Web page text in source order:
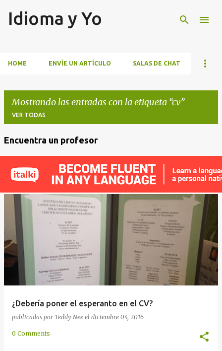
Idioma y Yo
HOME ENVÍE UN ARTÍCULO SALAS DE CHAT
Mostrando las entradas con la etiqueta cv
VER TODAS
r
a
s
Encuentra un profesor
¿Debería poner el esperanto en el CV?
publicadas por Teddy Nee el diciembre 04, 2016
0 Comments